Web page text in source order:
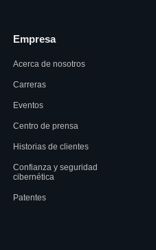
Empresa
Acerca de nosotros
Carreras
Eventos
Centro de prensa
Historias de clientes
Confianza y seguridad
cibernética
Patentes